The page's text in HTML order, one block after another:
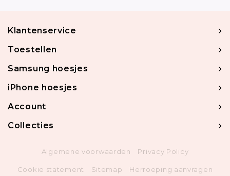
Klantenservice
Toestellen
Samsung hoesjes
iPhone hoesjes
Account
Collecties
Algemene voorwaarden Privacy Policy
Cookie statement Sitemap Herroeping aanvragen